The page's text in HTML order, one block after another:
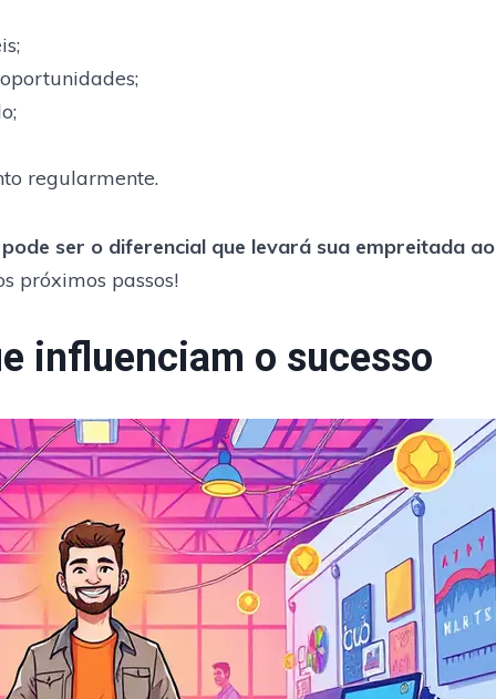
regularmente.
ser o diferencial que levará sua empreitada ao
próximos passos!
influenciam o sucesso